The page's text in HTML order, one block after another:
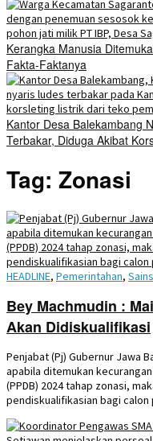
Kerangka Manusia
Fakta-Faktanya
Kantor Desa Balekambang
Terbakar, Diduga Akibat
Tag: Zonasi
HEADLINE, Pemerintahan,
Bey Machmudin :
Akan Didiskualifikasi
Penjabat (Pj) Gubernur Jawa
apabila ditemukan
(PPDB) 2024 tahap zonasi,
pendiskualifikasian bagi calon